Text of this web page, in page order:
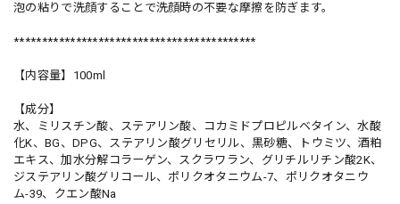
泡の粘りで洗顔することで洗顔時の不要な摩擦を防ぎます。
*******************************************
【内容量】100ml
【成分】
水、ミリスチン酸、ステアリン酸、コカミドプロピルベタイン、水酸
化K、BG、DPG、ステアリン酸グリセリル、黒砂糖、トウミツ、酒粕
エキス、加水分解コラーゲン、スクラワラン、グリチルリチン酸2K、
ジステアリン酸グリコール、ポリクオタニウム-7、ポリクオタニウ
ム-39、クエン酸Na